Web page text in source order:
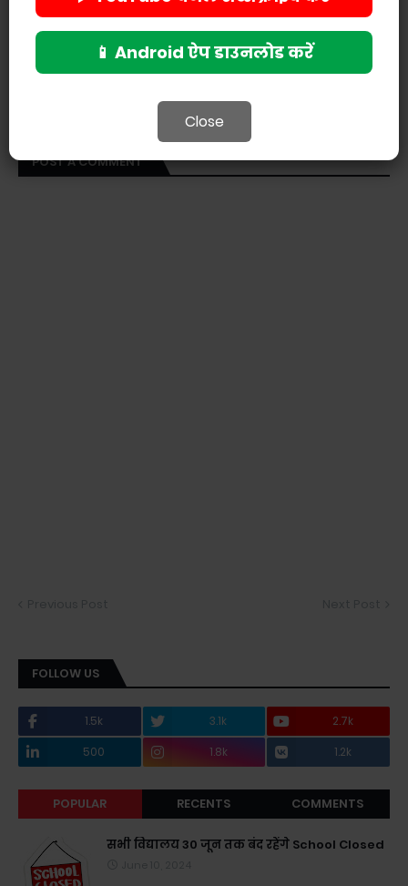
POST A COMMENT
📱 Android ऐप डाउनलोड करें
Close
FOLLOW US
1.5k 3.1k
2.7k
500
1.8k 1.2k
POPULAR RECENTS COMMENTS
सभी विद्यालय 30 जून तक बंद रहेंगे School Closed